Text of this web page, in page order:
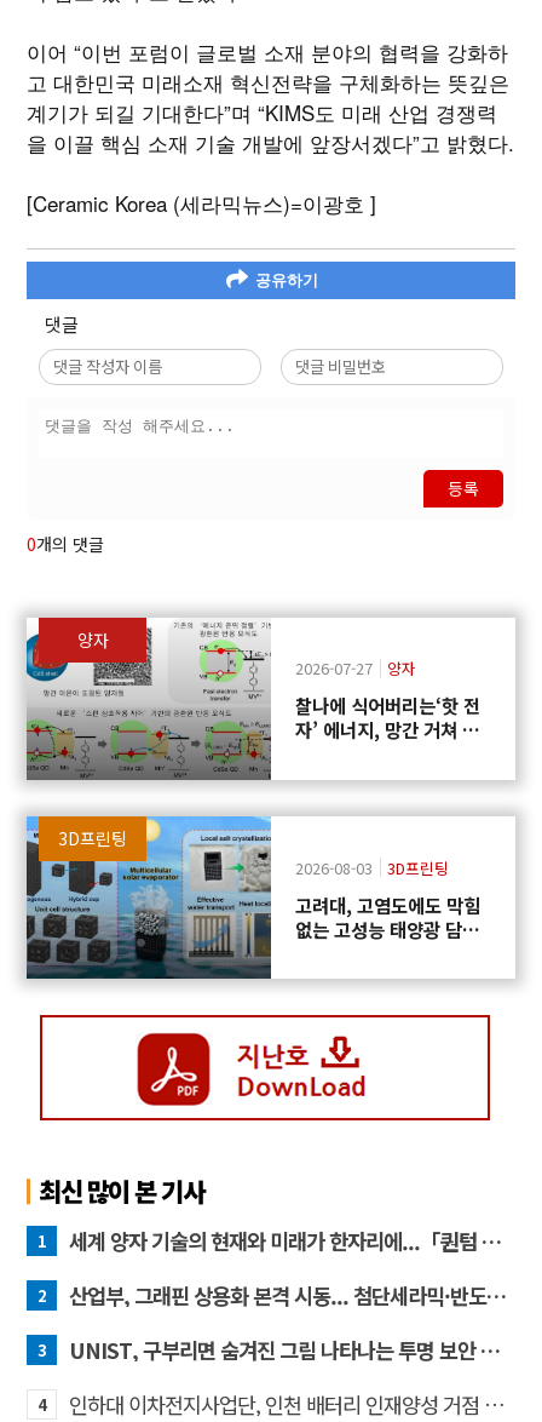
이어 “이번 포럼이 글로벌 소재 분야의 협력을 강화하
고 대한민국 미래소재 혁신전략을 구체화하는 뜻깊은
계기가 되길 기대한다”며 “KIMS도 미래 산업 경쟁력
을 이끌 핵심 소재 기술 개발에 앞장서겠다”고 밝혔다.
[Ceramic Korea (세라믹뉴스)=이광호 ]
공유하기
댓글
등록
0개의 댓글
양자
2026-07-27 양자
찰나에 식어버리는‘핫 전
자’ 에너지, 망간 거쳐 화
3D프린팅
2026-08-03 3D프린팅
고려대, 고염도에도 막힘
없는 고성능 태양광 담수
최신 많이 본 기사
1 세계 양자 기술의 현재와 미래가 한자리에...「퀀텀 코리아 2026」 개최
2 산업부, 그래핀 상용화 본격 시동... 첨단세라믹·반도체 방열소재 시장 확대 기대
3 UNIST, 구부리면 숨겨진 그림 나타나는 투명 보안 필름 개발
4 인하대 이차전지사업단, 인천 배터리 인재양성 거점 역할 강화